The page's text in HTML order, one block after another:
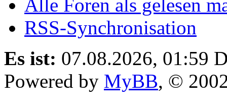
Alle Foren als gelesen
RSS-Synchronisation
Es ist: 07.08.2026, 01:59
Powered by MyBB, ©